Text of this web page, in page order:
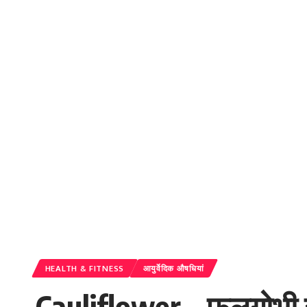
HEALTH & FITNESS आयुर्वेदिक औषधियां